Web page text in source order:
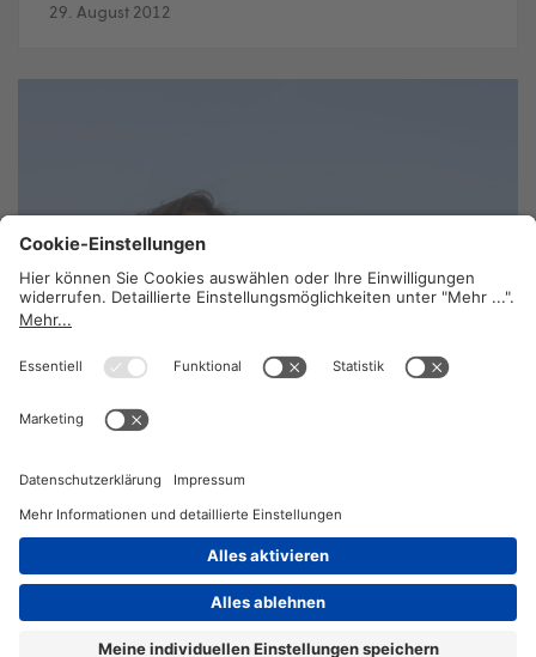
29. August 2012
28. August 2012